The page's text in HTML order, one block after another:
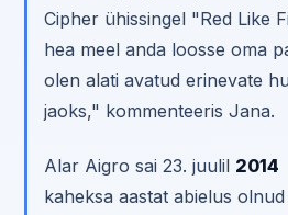
Cipher ühissingel "Red Like
hea meel anda loosse oma
olen alati avatud erinevate
jaoks," kommenteeris Jana.
Alar Aigro sai 23. juulil 2014
kaheksa aastat abielus